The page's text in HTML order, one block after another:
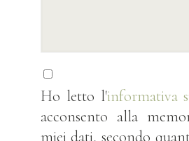
Ho letto l'informativa
acconsento alla
miei dati, secondo